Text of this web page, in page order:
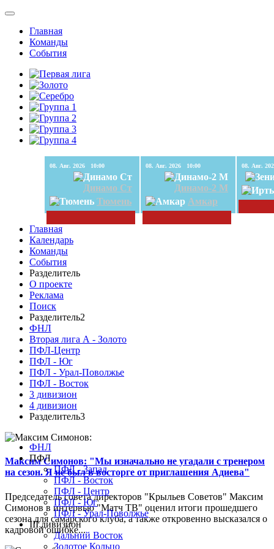
Главная
Команды
События
08. Авг. 2026 10:00
Динамо Ст
Тюмень
08. Авг. 2026 10:00
Динамо-2 М
Амкар
Главная
Календарь
Команды
События
Разделитель
О проекте
Реклама
Поиск
Разделитель2
ФНЛ
Вторая лига А - Золото
ПФЛ-Центр
ПФЛ - Юг
ПФЛ - Урал-Поволжье
ПФЛ - Восток
3 дивизион
4 дивизион
Разделитель3
Максим Симонов: "Мы изначально не угадали с тренером
на сезон. Я не был в восторге от приглашения Адиева"
Председатель совета директоров "Крыльев Советов" Максим
Симонов в интервью "Матч ТВ" оценил итоги прошедшего
сезона для самарского клуба, а также откровенно высказался о
кадровой ошибке...
ФНЛ
ПФЛ
ПФЛ - Запад
ПФЛ - Восток
ПФЛ - Центр
ПФЛ - Юг
ПФЛ - Урал-Поволжье
III дивизион
Дальний Восток
Золотое Кольцо